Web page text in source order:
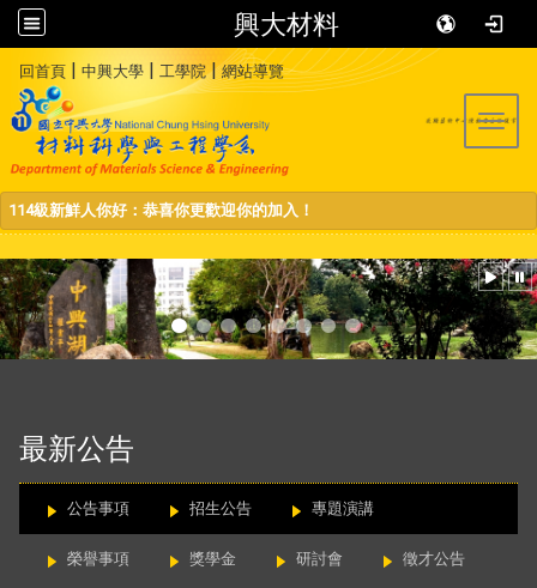
興大材料
回首頁 | 中興大學 | 工學院|網站導覽
114級新鮮人你好：恭喜你更歡迎你的加入！
最新公告
公告事項 招生公告 專題演講
榮譽事項 獎學金 研討會 徵才公告